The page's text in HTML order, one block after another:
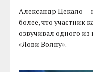
Александр Цекало —
более, что участник
озвучивал одного
«Лови Волну».